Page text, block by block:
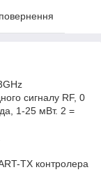
сигналу RF, 0
1-25 мВт. 2 =
TX контролера